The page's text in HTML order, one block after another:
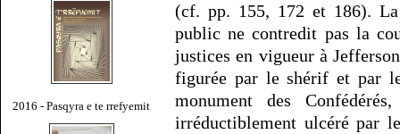
2016 - Pasqyra e te rrefyemit
(cf. pp. 155, 172 et 186). La
public ne contredit pas la
justices en vigueur à
figurée par le shérif et par
monument des
irréductiblement ulcéré par